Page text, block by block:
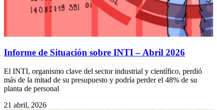
Informe de Situación sobre INTI – Abril 2026
El INTI, organismo clave del sector industrial y científico, perdió
más de la mitad de su presupuesto y podría perder el 48% de su
planta de personal
21 abril, 2026